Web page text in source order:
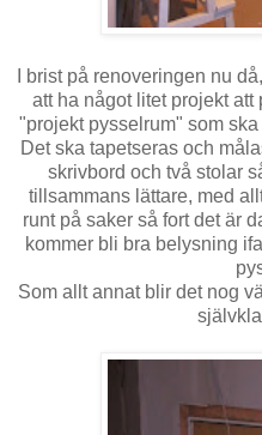
I brist på renoveringen nu
att ha något litet projekt
"projekt pysselrum" som
Det ska tapetseras och
skrivbord och två stolar
tillsammans lättare, med
runt på saker så fort det är
kommer bli bra belysning
Som allt annat blir det nog